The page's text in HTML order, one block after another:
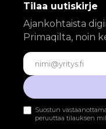
Tilaa uutiskirje
Ajankohtaista
Primaqilta, noin
Sähköposti
Suostun
peruuttaa tilauksen